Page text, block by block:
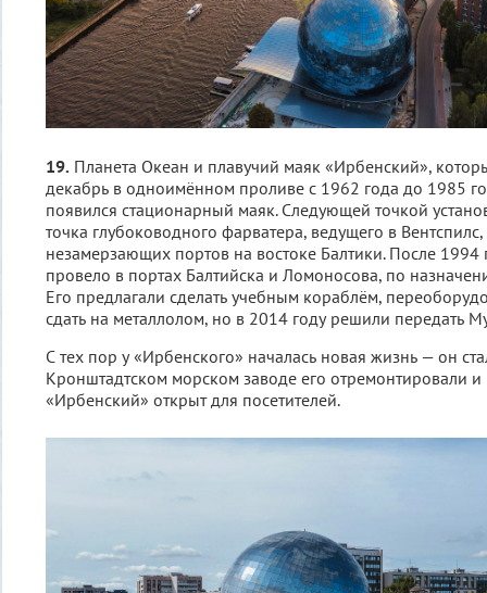
19. Планета Океан и плавучий маяк «Ирбенский»,
декабрь в одноимённом проливе с 1962 года до 1985
появился стационарный маяк. Следующей точкой
точка глубоководного фарватера, ведущего в
незамерзающих портов на востоке Балтики. После 1994
провело в портах Балтийска и Ломоносова, по
Его предлагали сделать учебным кораблём,
сдать на металлолом, но в 2014 году решили передать
С тех пор у «Ирбенского» началась новая жизнь — он
Кронштадтском морском заводе его отремонтировали
«Ирбенский» открыт для посетителей.